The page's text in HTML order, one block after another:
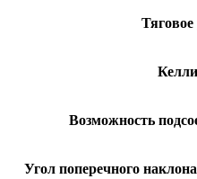
Возможность
Угол поперечного